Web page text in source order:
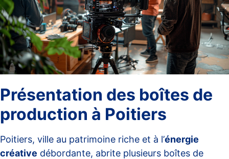
Présentation des boîtes de
production à Poitiers
Poitiers, ville au patrimoine riche et à l’énergie
créative débordante, abrite plusieurs boîtes de